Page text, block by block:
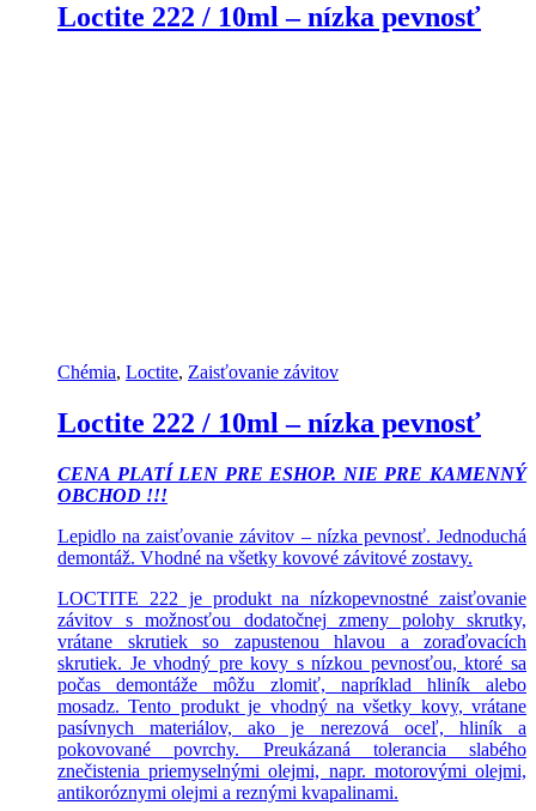
Loctite 222 / 10ml – nízka pevnosť
Chémia, Loctite, Zaisťovanie závitov
Loctite 222 / 10ml – nízka pevnosť
CENA PLATÍ LEN PRE ESHOP. NIE PRE KAMENNÝ
OBCHOD !!!
Lepidlo na zaisťovanie závitov – nízka pevnosť. Jednoduchá
demontáž. Vhodné na všetky kovové závitové zostavy.
LOCTITE 222 je produkt na nízkopevnostné zaisťovanie
závitov s možnosťou dodatočnej zmeny polohy skrutky,
vrátane skrutiek so zapustenou hlavou a zoraďovacích
skrutiek. Je vhodný pre kovy s nízkou pevnosťou, ktoré sa
počas demontáže môžu zlomiť, napríklad hliník alebo
mosadz. Tento produkt je vhodný na všetky kovy, vrátane
pasívnych materiálov, ako je nerezová oceľ, hliník a
pokovované povrchy. Preukázaná tolerancia slabého
znečistenia priemyselnými olejmi, napr. motorovými olejmi,
antikoróznymi olejmi a reznými kvapalinami.